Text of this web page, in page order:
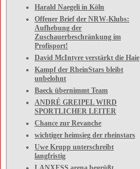
Harald Naegeli in Köln
Offener Brief der NRW-Klubs:
Aufhebung der
Zuschauerbeschränkung im
Profisport!
David McIntyre verstärkt die Haie
Kampf der RheinStars bleibt
unbelohnt
Baeck übernimmt Team
ANDRÉ GREIPEL WIRD
SPORTLICHER LEITER
Chance zur Revanche
wichtiger heimsieg der rheinstars
Uwe Krupp unterschreibt
langfristig